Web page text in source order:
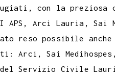
con la preziosa
APS, Arci Lauria, Sai
reso possibile
Arci, Sai
Servizio Civile